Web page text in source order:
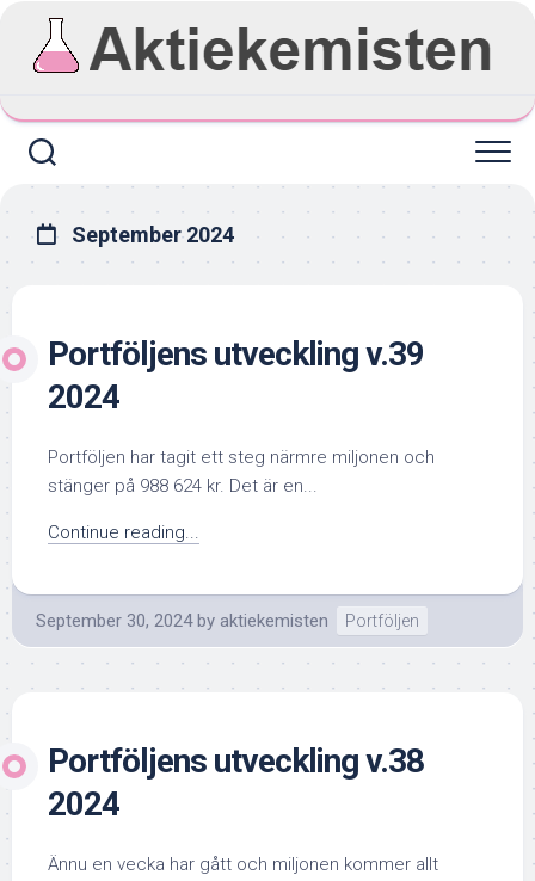
content
September 2024
Portföljens utveckling v.39
2024
Portföljen har tagit ett steg närmre miljonen och
stänger på 988 624 kr. Det är en...
Continue reading...
September 30, 2024 by aktiekemisten Portföljen
Portföljens utveckling v.38
2024
Ännu en vecka har gått och miljonen kommer allt